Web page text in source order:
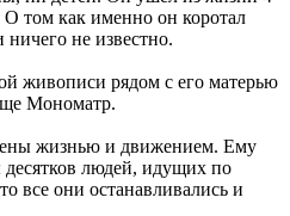
том как именно он коротал
не известно.
живописи рядом с его матерью
Мономатр.
жизнью и движением. Ему
десятков людей, идущих по
все они останавливались и